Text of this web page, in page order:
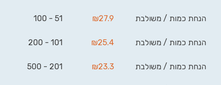
הנחת כמות / משולבת ₪27.9
51 - 100
הנחת כמות / משולבת ₪25.4
101 - 200
הנחת כמות / משולבת ₪23.3
201 - 500